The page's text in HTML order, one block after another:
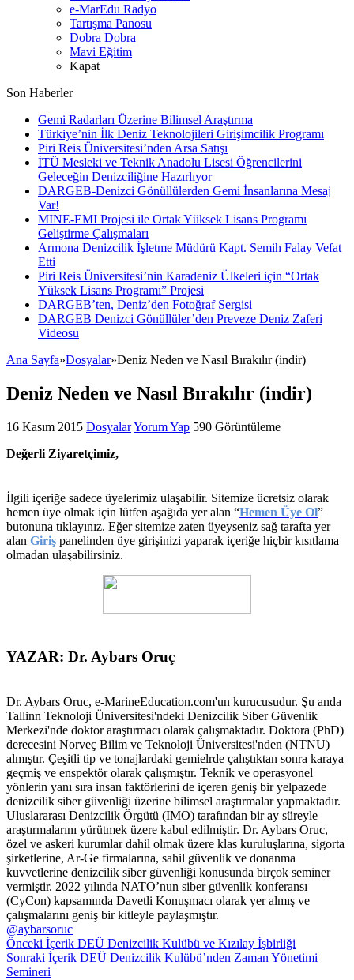
e-MarEdu Radyo
Tartışma Panosu
Dobra Dobra
Mavi Eğitim
Kapat
Son Haberler
Gemi Radarları Üzerine Bilimsel Araştırma
Türkiye’nin İlk Deniz Teknolojileri Girişimcilik Programı
Piri Reis Üniversitesi’nden Arsa Satışı
İTÜ Mesleki ve Teknik Anadolu Lisesi Öğrencilerini
Geleceğin Denizciliğine Hazırlıyor
DARGEB-Denizci Gönüllülerden Gemi İnsanlarına Mesaj
Var!
MINE-EMI Projesi ile Ortak Yüksek Lisans Programı
Geliştirme Çalışmaları
Armona Denizcilik İşletme Müdürü Kapt. Semih Falay Vefat
Etti
Piri Reis Üniversitesi’nin Karadeniz Ülkeleri için “Ortak
Yüksek Lisans Programı” Projesi
DARGEB’ten, Deniz’den Fotoğraf Sergisi
DARGEB Denizci Gönüllüler’den Preveze Deniz Zaferi
Videosu
Ana Sayfa»Dosyalar»Deniz Neden ve Nasıl Bırakılır (indir)
Deniz Neden ve Nasıl Bırakılır (indir)
16 Kasım 2015 DosyalarYorum Yap 590 Görüntüleme
Değerli Ziyaretçimiz,
İlgili içeriğe sadece üyelerimiz ulaşabilir. Sitemize ücretsiz olarak
hemen üye olmak için lütfen aşağıda yer alan “Hemen Üye Ol”
butonuna tıklayınız. Eğer sitemize zaten üyeyseniz sağ tarafta yer
alan Giriş panelinden üye girişinizi yaparak içeriğe hiçbir kısıtlama
olmadan ulaşabilirsiniz.
YAZAR: Dr. Aybars Oruç
Dr. Aybars Oruc, e-MarineEducation.com'un kurucusudur. Şu anda
Tallinn Teknoloji Üniversitesi'ndeki Denizcilik Siber Güvenlik
Merkezi'nde doktor araştırmacı olarak çalışmaktadır. Doktora (PhD)
derecesini Norveç Bilim ve Teknoloji Üniversitesi'nden (NTNU)
almıştır. Çeşitli tip ve tonajlardaki gemielrde çalıştıktan sonra karaya
geçmiş ve enspektör olarak çalışmıştır. Teknik ve operasyonel
yönlerin yanı sıra insan faktörlerini de içeren geniş bir yelpazede
denizcilik siber güvenliği üzerine bilimsel araştırmalar yapmaktadır.
Uluslararası Denizcilik Örgütü (IMO) tarafından bir ay süreyle
araştırmalarını yürütmek üzere kabul edilmiştir. Dr. Aybars Oruc,
özel ve askeri kurumlar dahil olmak üzere klas kuruluşlarına, sigorta
şirketlerine, Ar-Ge firmalarına, sahil güvenlik ve donanma
kuvvetlerine denizcilik siber güvenliği konusunda birçok seminer
vermiştir. 2022 yılında NATO’nun siber güvenlik konferansı
(CyCon) kapsamında Davetli Konuşmacı olarak yer almış ve
çalışmalarını geniş bir kitleyle paylaşmıştır.
@aybarsoruc
Önceki İçerik DEÜ Denizcilik Kulübü ve Kızılay İşbirliği
Sonraki İçerik DEÜ Denizcilik Kulübü’nden Zaman Yönetimi
Semineri